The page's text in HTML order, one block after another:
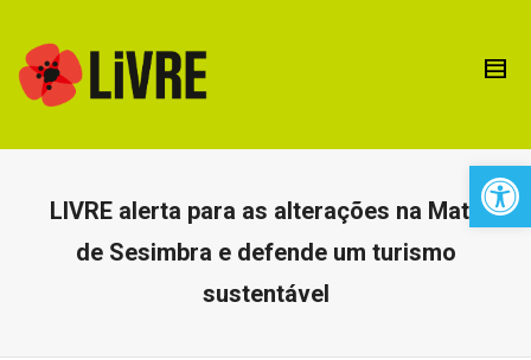
LIVRE alerta para as alterações na Mata
de Sesimbra e defende um turismo
sustentável